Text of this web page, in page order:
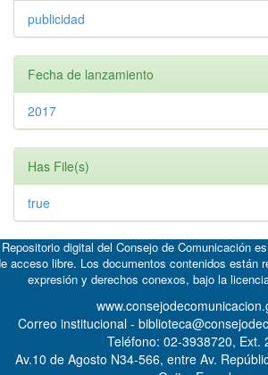
publicidad
Fecha de lanzamiento
2017
Has File(s)
true
digital del Consejo de Comunicación
acceso libre. Los documentos contenidos están
expresión y derechos conexos, bajo la
Correo institucional -
Teléfono: 02-3938720, Ext.
Av.10 de Agosto N34-566, entre Av.